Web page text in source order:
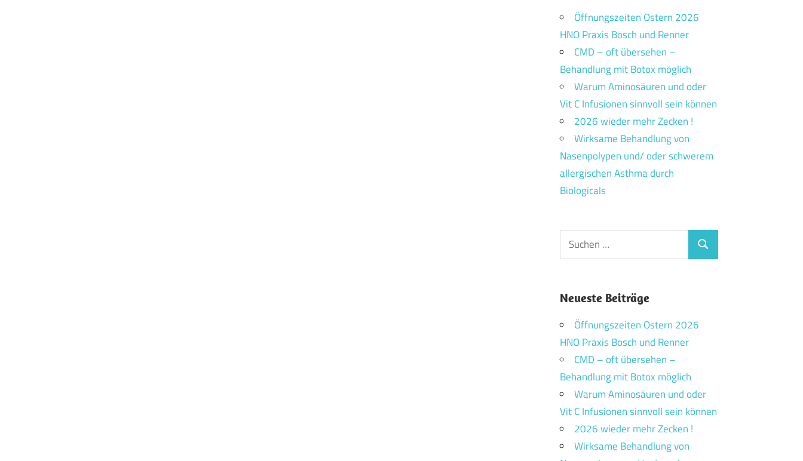
Öffnungszeiten Ostern 2026
HNO Praxis Bosch und Renner
CMD – oft übersehen –
Behandlung mit Botox möglich
Warum Aminosäuren und oder
Vit C Infusionen sinnvoll sein können
2026 wieder mehr Zecken !
Wirksame Behandlung von
Nasenpolypen und/ oder schwerem
allergischen Asthma durch
Biologicals
Suchen
nach:
Suchen
Neueste Beiträge
Öffnungszeiten Ostern 2026
HNO Praxis Bosch und Renner
CMD – oft übersehen –
Behandlung mit Botox möglich
Warum Aminosäuren und oder
Vit C Infusionen sinnvoll sein können
2026 wieder mehr Zecken !
Wirksame Behandlung von